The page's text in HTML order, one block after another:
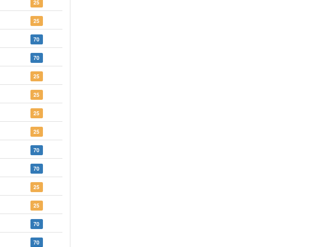
25
25
70
70
25
25
25
25
70
70
25
25
70
70